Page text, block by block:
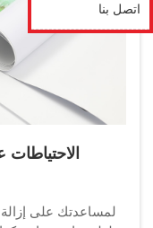
اتصل بنا
الاحتياطات
لمساعدتك على إزالة